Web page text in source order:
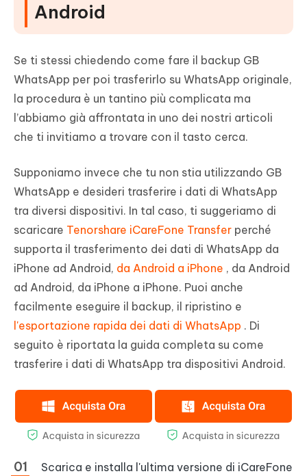
Android
Se ti stessi chiedendo come fare il backup GB
WhatsApp per poi trasferirlo su WhatsApp originale,
la procedura è un tantino più complicata ma
l’abbiamo già affrontata in uno dei nostri articoli
che ti invitiamo a trovare con il tasto cerca.
Supponiamo invece che tu non stia utilizzando GB
WhatsApp e desideri trasferire i dati di WhatsApp
tra diversi dispositivi. In tal caso, ti suggeriamo di
scaricare Tenorshare iCareFone Transfer perché
supporta il trasferimento dei dati di WhatsApp da
iPhone ad Android, da Android a iPhone , da Android
ad Android, da iPhone a iPhone. Puoi anche
facilmente eseguire il backup, il ripristino e
l'esportazione rapida dei dati di WhatsApp . Di
seguito è riportata la guida completa su come
trasferire i dati di WhatsApp tra dispositivi Android.
Scarica e installa l'ultima versione di iCareFone